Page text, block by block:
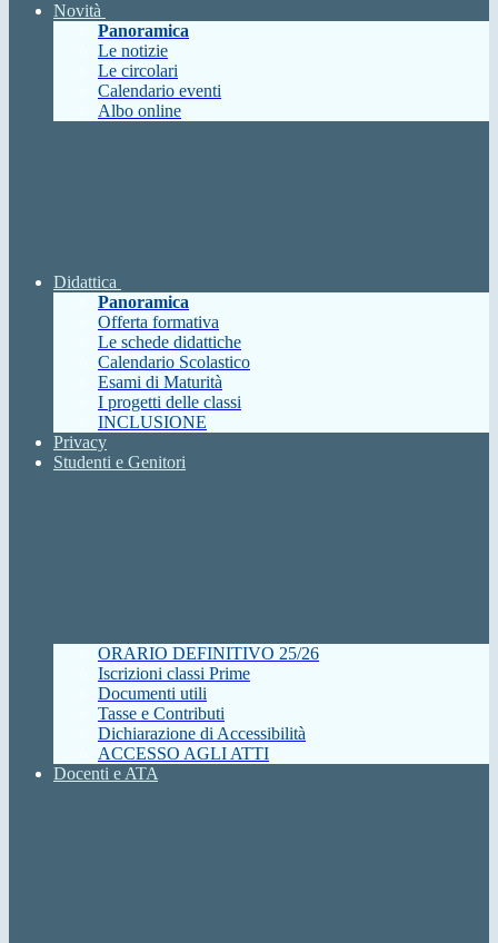
Novità
Panoramica
Le notizie
Le circolari
Calendario eventi
Albo online
Didattica
Panoramica
Offerta formativa
Le schede didattiche
Calendario Scolastico
Esami di Maturità
I progetti delle classi
INCLUSIONE
Privacy
Studenti e Genitori
ORARIO DEFINITIVO 25/26
Iscrizioni classi Prime
Documenti utili
Tasse e Contributi
Dichiarazione di Accessibilità
ACCESSO AGLI ATTI
Docenti e ATA